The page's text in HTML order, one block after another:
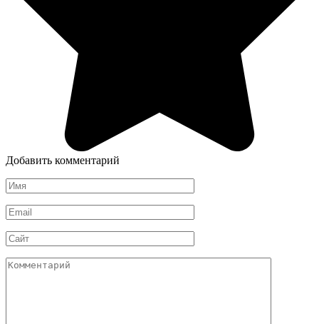
Добавить комментарий
Имя
*
Email
*
Сайт
Комментарий